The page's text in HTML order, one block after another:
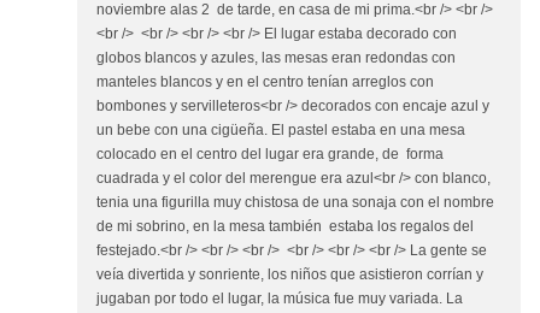
noviembre alas 2 de tarde, en casa de mi prima.<br /> <br />
<br /> <br /> <br /> <br /> El lugar estaba decorado con
globos blancos y azules, las mesas eran redondas con
manteles blancos y en el centro tenían arreglos con
bombones y servilleteros<br /> decorados con encaje azul y
un bebe con una cigüeña. El pastel estaba en una mesa
colocado en el centro del lugar era grande, de forma
cuadrada y el color del merengue era azul<br /> con blanco,
tenia una figurilla muy chistosa de una sonaja con el nombre
de mi sobrino, en la mesa también estaba los regalos del
festejado.<br /> <br /> <br /> <br /> <br /> <br /> La gente se
veía divertida y sonriente, los niños que asistieron corrían y
jugaban por todo el lugar, la música fue muy variada. La